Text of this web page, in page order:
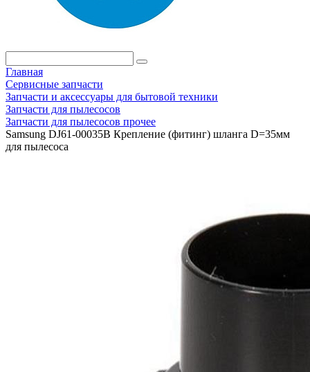
Главная
Сервисные запчасти
Запчасти и аксессуары для бытовой техники
Запчасти для пылесосов
Запчасти для пылесосов прочее
Samsung DJ61-00035B Крепление (фитинг) шланга D=35мм
для пылесоса